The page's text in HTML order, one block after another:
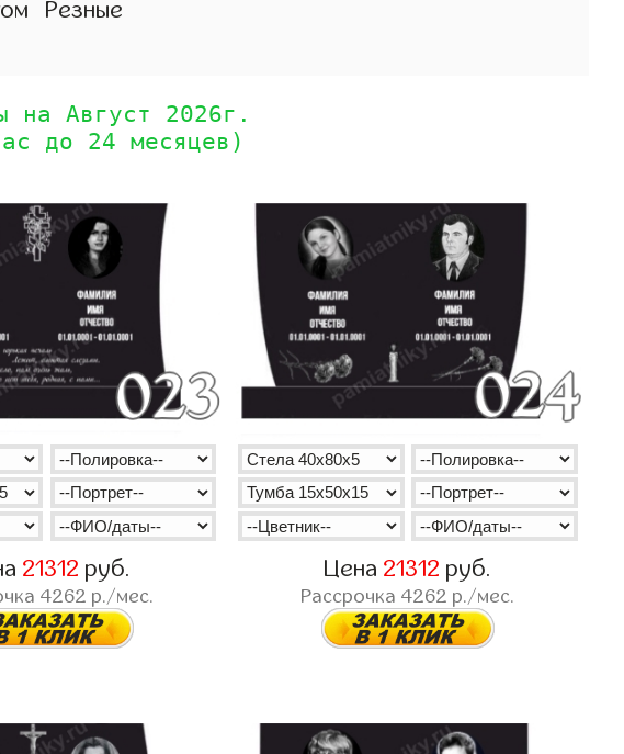
Резные
на Август 2026г.
до 24 месяцев)
21312 руб.
4262 р./мес.
Цена 21312 руб.
Рассрочка 4262 р./мес.